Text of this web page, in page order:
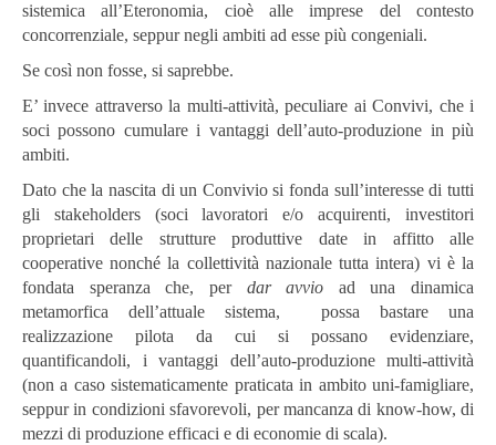
sistemica all’Eteronomia, cioè alle imprese del contesto
concorrenziale, seppur negli ambiti ad esse più congeniali.
Se così non fosse, si saprebbe.
E’ invece attraverso la multi-attività, peculiare ai Convivi, che i
soci possono cumulare i vantaggi dell’auto-produzione in più
ambiti.
Dato che la nascita di un Convivio si fonda sull’interesse di tutti
gli stakeholders (soci lavoratori e/o acquirenti, investitori
proprietari delle strutture produttive date in affitto alle
cooperative nonché la collettività nazionale tutta intera) vi è la
fondata speranza che, per dar avvio ad una dinamica
metamorfica dell’attuale sistema, possa bastare una
realizzazione pilota da cui si possano evidenziare,
quantificandoli, i vantaggi dell’auto-produzione multi-attività
(non a caso sistematicamente praticata in ambito uni-famigliare,
seppur in condizioni sfavorevoli, per mancanza di know-how, di
mezzi di produzione efficaci e di economie di scala).